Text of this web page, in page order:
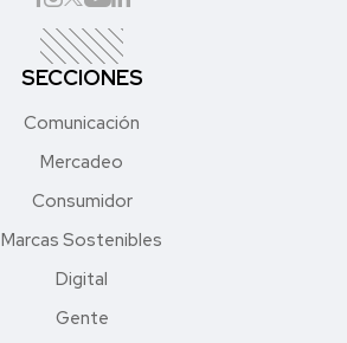
SECCIONES
Comunicación
Mercadeo
Consumidor
Marcas Sostenibles
Digital
Gente